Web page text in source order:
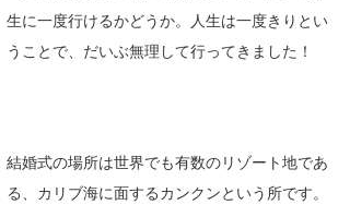
生に一度行けるかどうか。人生は一度きりとい
うことで、だいぶ無理して行ってきました！
結婚式の場所は世界でも有数のリゾート地であ
る、カリブ海に面するカンクンという所です。
ライター/寄稿メディア
Core Surf Japan